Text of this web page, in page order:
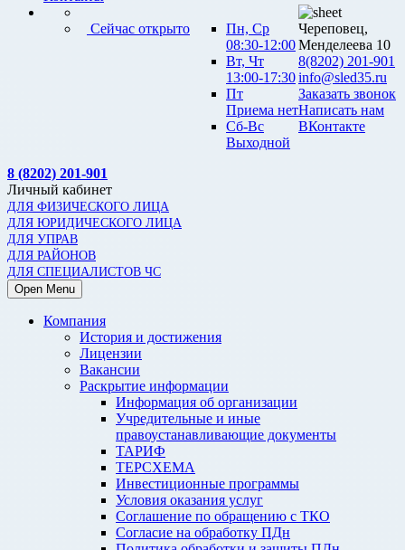
Сейчас открыто
Пн, Ср
08:30-12:00
Вт, Чт
13:00-17:30
Пт
Приема нет
Сб-Вс
Выходной
Череповец,
Менделеева 10
8(8202) 201-901
info@sled35.ru
Заказать звонок
Написать нам
ВКонтакте
8 (8202) 201-901
Личный кабинет
ДЛЯ ФИЗИЧЕСКОГО ЛИЦА
ДЛЯ ЮРИДИЧЕСКОГО ЛИЦА
ДЛЯ УПРАВ
ДЛЯ РАЙОНОВ
ДЛЯ СПЕЦИАЛИСТОВ ЧС
Open Menu
Компания
История и достижения
Лицензии
Вакансии
Раскрытие информации
Информация об организации
Учредительные и иные
правоустанавливающие документы
ТАРИФ
ТЕРСХЕМА
Инвестиционные программы
Условия оказания услуг
Соглашение по обращению с ТКО
Согласие на обработку ПДн